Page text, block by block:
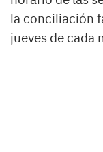
la conciliación
jueves de cada